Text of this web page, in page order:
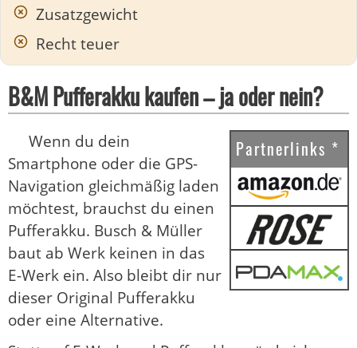
Zusatzgewicht
Recht teuer
B&M Pufferakku kaufen – ja oder nein?
Partnerlinks *
Wenn du dein
Smartphone oder die GPS-
Navigation gleichmäßig laden
möchtest, brauchst du einen
Pufferakku. Busch & Müller
baut ab Werk keinen in das
E-Werk ein. Also bleibt dir nur
dieser Original Pufferakku
oder eine Alternative.